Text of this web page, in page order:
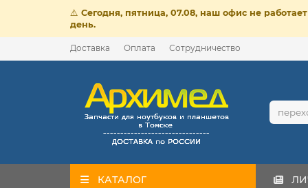
⚠️ Сегодня, пятница, 07.08, наш офис не
день.
Доставка Оплата Сотрудничество
КАТАЛОГ